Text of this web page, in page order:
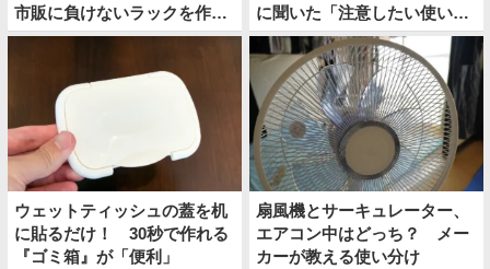
市販に負けないラックを作る
方法
に聞いた「注意したい使い
方」
ウェットティッシュの蓋を机
に貼るだけ！ 30秒で作れる
『ゴミ箱』が「便利」
扇風機とサーキュレーター、
エアコン中はどっち？ メー
カーが教える使い分け